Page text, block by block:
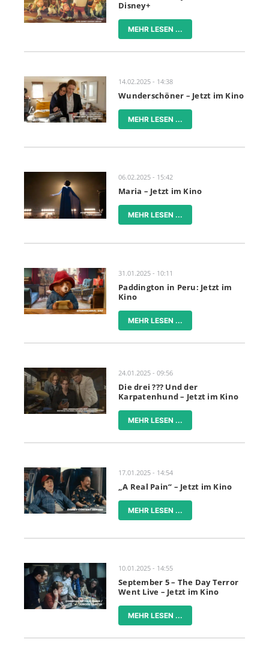
Disney+
MEHR LESEN ...
14.02.2025 - 14:38
Wunderschöner – Jetzt im Kino
MEHR LESEN ...
06.02.2025 - 15:42
Maria – Jetzt im Kino
MEHR LESEN ...
31.01.2025 - 10:11
Paddington in Peru: Jetzt im
Kino
MEHR LESEN ...
24.01.2025 - 09:56
Die drei ??? Und der
Karpatenhund – Jetzt im Kino
MEHR LESEN ...
17.01.2025 - 14:54
„A Real Pain“ – Jetzt im Kino
MEHR LESEN ...
10.01.2025 - 14:55
September 5 – The Day Terror
Went Live – Jetzt im Kino
MEHR LESEN ...